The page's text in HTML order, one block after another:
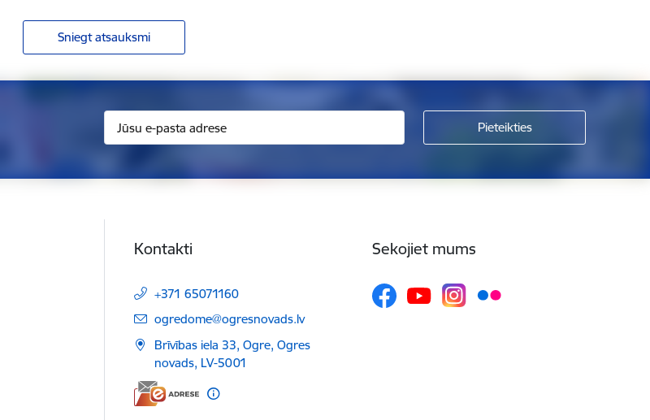
Sniegt atsauksmi
Kontakti
+371 65071160
E-pasts:
ogredome@ogresnovads.lv
Brīvības iela 33, Ogre, Ogres
novads, LV-5001
Sekojiet mums